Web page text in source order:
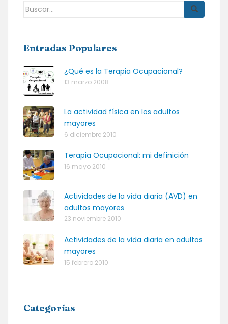
Buscar:
Entradas Populares
¿Qué es la Terapia Ocupacional?
13 marzo 2008
La actividad física en los adultos
mayores
6 diciembre 2010
Terapia Ocupacional: mi definición
16 mayo 2010
Actividades de la vida diaria (AVD) en
adultos mayores
23 noviembre 2010
Actividades de la vida diaria en adultos
mayores
15 febrero 2010
Categorías